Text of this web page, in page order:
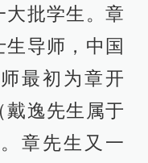
大批学生。章
导师，中国
最初为章开
戴逸先生属于
章先生又一